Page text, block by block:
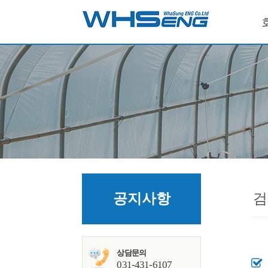
공지사항
상담문의
031-431-6107